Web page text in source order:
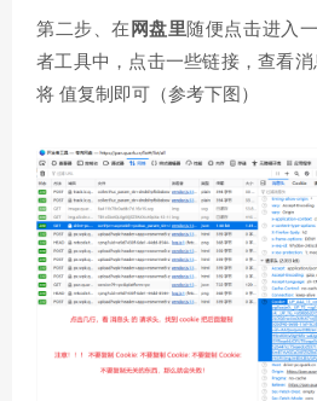
第二步、在 网盘里随便点击进入
者工具中，点击一些链接，查看消
将 值复制即可（参考下图）